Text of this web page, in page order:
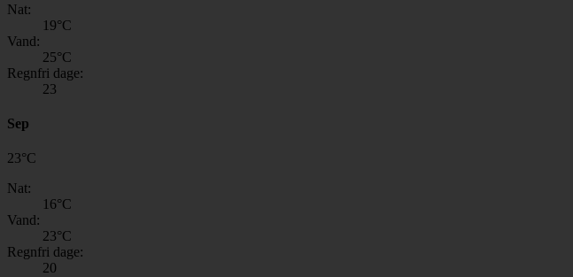
Nat:
19°C
Vand:
25°C
Regnfri dage:
23
Sep
23°C
Nat:
16°C
Vand:
23°C
Regnfri dage:
20